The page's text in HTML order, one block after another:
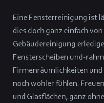
Eine Fensterreinigung ist
dies doch ganz einfach
Gebäudereinigung
Fensterscheiben und-
Firmenräumlichkeiten und
noch wohler fühlen.
und Glasflächen, ganz